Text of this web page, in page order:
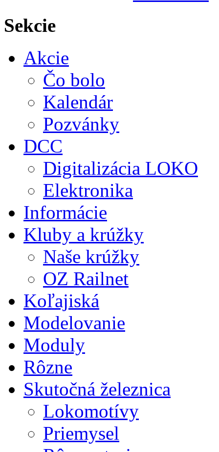
Sekcie
Akcie
Čo bolo
Kalendár
Pozvánky
DCC
Digitalizácia LOKO
Elektronika
Informácie
Kluby a krúžky
Naše krúžky
OZ Railnet
Koľajiská
Modelovanie
Moduly
Rôzne
Skutočná železnica
Lokomotívy
Priemysel